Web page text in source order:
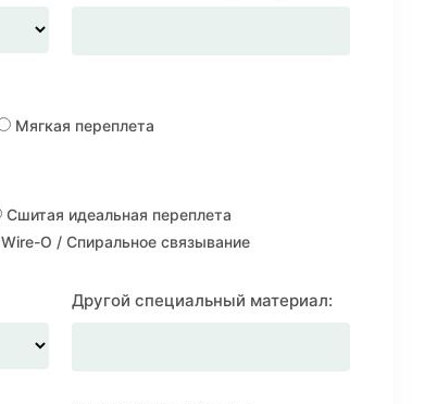
Мягкая переплета
Сшитая идеальная переплета
Wire-O / Спиральное связывание
Другой специальный материал: